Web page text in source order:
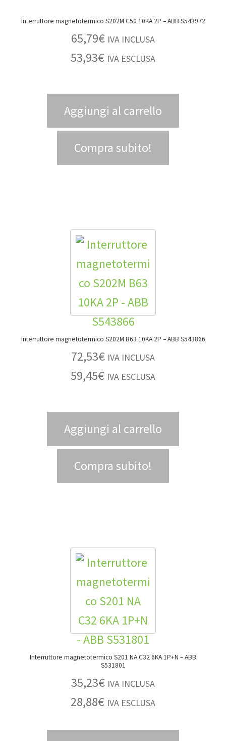
Interruttore magnetotermico S202M C50 10KA 2P – ABB S543972
65,79€ IVA INCLUSA
53,93€ IVA ESCLUSA
Aggiungi al carrello
Compra subito!
Interruttore magnetotermico S202M B63 10KA 2P – ABB S543866
72,53€ IVA INCLUSA
59,45€ IVA ESCLUSA
Aggiungi al carrello
Compra subito!
Interruttore magnetotermico S201 NA C32 6KA 1P+N – ABB
S531801
35,23€ IVA INCLUSA
28,88€ IVA ESCLUSA